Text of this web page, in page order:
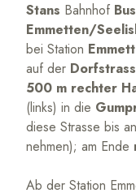
Stans Bahnhof
Emmetten/
bei Station
auf der
500 m rechter
(links) in die
diese Strasse bis
nehmen); am Ende
Ab der Station